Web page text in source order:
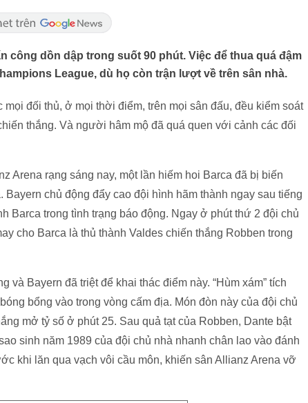
công dồn dập trong suốt 90 phút. Việc để thua quá đậm
League, dù họ còn trận lượt về trên sân nhà.
đối thủ, ở mọi thời điểm, trên mọi sân đấu, đều kiểm soát
thắng. Và người hâm mộ đã quá quen với cảnh các đối
Arena rạng sáng nay, một lần hiếm hoi Barca đã bị biến
chủ động đẩy cao đội hình hãm thành ngay sau tiếng
Barca trong tình trạng báo động. Ngay ở phút thứ 2 đội chủ
cho Barca là thủ thành Valdes chiến thắng Robben trong
và Bayern đã triệt để khai thác điểm này. “Hùm xám” tích
bổng vào trong vòng cấm địa. Món đòn này của đội chủ
mở tỷ số ở phút 25. Sau quả tạt của Robben, Dante bật
sinh năm 1989 của đội chủ nhà nhanh chân lao vào đánh
khi lăn qua vạch vôi cầu môn, khiến sân Allianz Arena vỡ